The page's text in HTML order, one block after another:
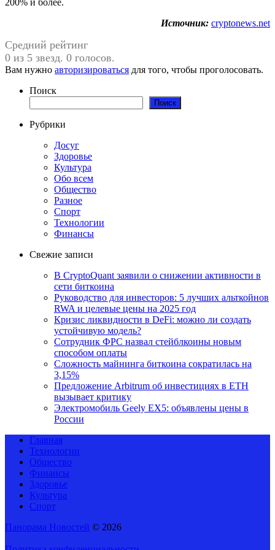
Источник: cryptonews.net
Средний рейтинг
0 из 5 звезд. 0 голосов.
Вам нужно авторизироваться для того, чтобы проголосовать.
Поиск
Поиск
Рубрики
Досуг
Здоровье
Культура
Обо всем
Общество
Разное
Спорт
Технологии
Финансы
Свежие записи
В CryptoQuant заявили о снижении активности в
сети биткоина
Руководство для инвесторов: 5 лучших альткойнов
RWA и целевые цены на 2025 год
Кризис ликвидности в DeFi: можно ли создать
устойчивую модель?
Сотрудник ФРС назвал стейблкоины новым
способом оплаты
Сложность майнинга биткоина сократилась на
3,15%
Предложение Arbitrum об инвестициях в ETH
вызывает критику
Электромобиль Geely EX5: объявлены цены в
России
Главная
Технологии
Общество
Финансы
Здоровье
Культура
Спорт
Панорама Новостей © 2026